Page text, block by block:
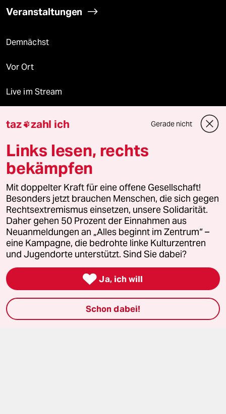
Veranstaltungen
Demnächst
Vor Ort
Live im Stream
Mehr taz Lesestoff
taz Blogs
taz FUTURZWEI
Le Monde diplomatique
taz Archiv
taz zahl ich Gerade nicht
Links lesen, rechts
bekämpfen
Mit doppelter Kraft für eine offene Gesellschaft!
Besonders jetzt brauchen Menschen, die sich gegen
Rechtsextremismus einsetzen, unsere Solidarität.
Daher gehen 50 Prozent der Einnahmen aus
Neuanmeldungen an „Alles beginnt im Zentrum“ –
eine Kampagne, die bedrohte linke Kulturzentren
und Jugendorte unterstützt. Sind Sie dabei?
 Ja, ich will
Schon dabei!